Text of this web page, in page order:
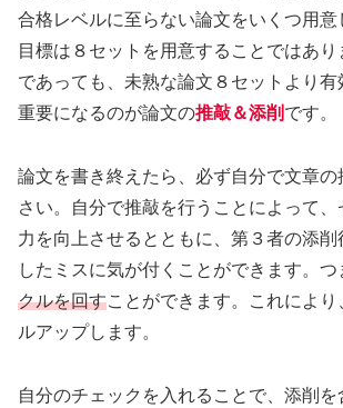
合格レベルに至らない論文をいくつ用意
目標は８セットを用意することではあり
であっても、未熟な論文８セットより有
重要になるのが論文の推敲＆添削 です。
論文を書き終えたら、必ず自分で文章
さい。自分で推敲を行うことによって
力を向上させるとともに、第３者の添削
したミスに気が付くことができます。つ
クルを回すことができます。これによ
ルアップします。
自分のチェックを入れることで、添削